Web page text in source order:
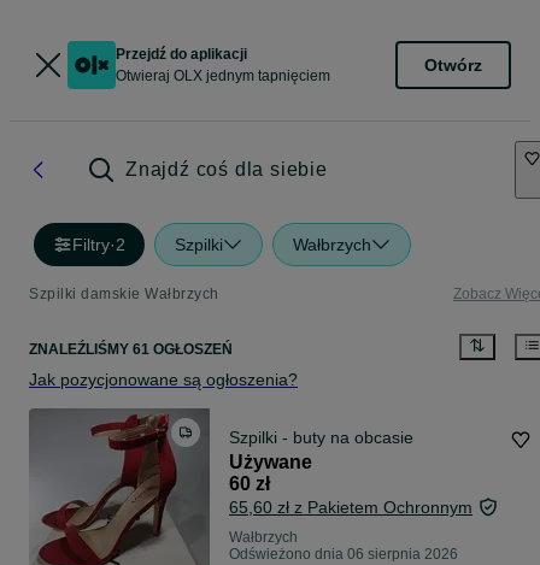
Przejdź do aplikacji
Otwieraj OLX jednym tapnięciem
Otwórz
Znajdź coś dla siebie
Filtry·2 Szpilki Wałbrzych
Szpilki damskie Wałbrzych Zobacz
ZNALEŹLIŚMY 61 OGŁOSZEŃ
Jak pozycjonowane są ogłoszenia?
Szpilki - buty na obcasie
Używane
60 zł
65,60 zł z Pakietem Ochronnym
Wałbrzych
Odświeżono dnia 06 sierpnia 2026